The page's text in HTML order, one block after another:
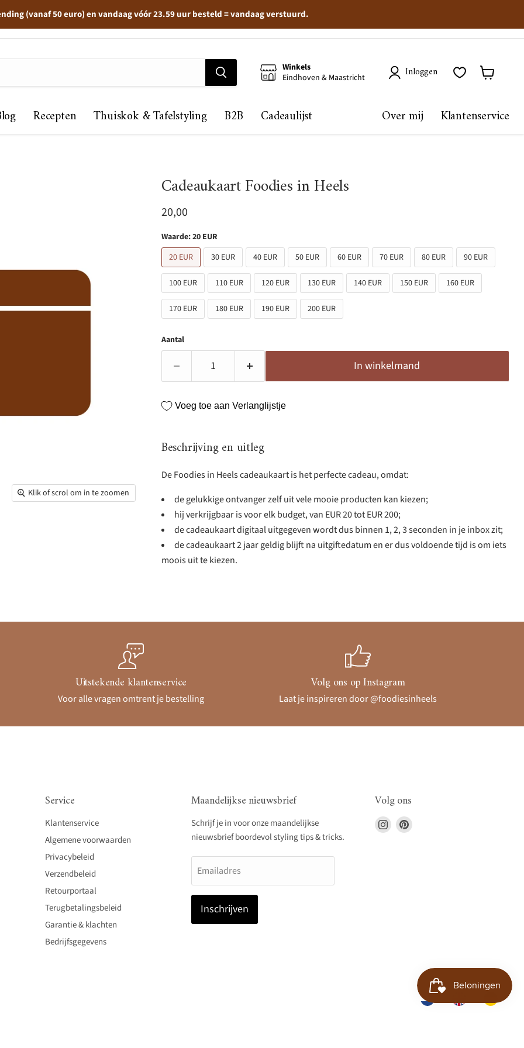
(vanaf 50 euro) en vandaag vóór 23.59 uur besteld = vandaag verstuurd.
Winkels
Eindhoven & Maastricht
Inloggen
Recepten Thuiskok & Tafelstyling B2B Cadeaulijst Over mij Klantenservice
Klik of scrol om in te zoomen
Cadeaukaart Foodies in Heels
Huidige prijs
20,00
Waarde:20 EUR
20 EUR
30 EUR 40 EUR 50 EUR 60 EUR 70 EUR 80 EUR 90 EUR
100 EUR 110 EUR 120 EUR 130 EUR 140 EUR 150 EUR 160 EUR
170 EUR 180 EUR 190 EUR 200 EUR
Aantal
In winkelmand
Voeg toe aan Verlanglijstje
Beschrijving en uitleg
De Foodies in Heels cadeaukaart is het perfecte cadeau, omdat:
de gelukkige ontvanger zelf uit vele mooie producten kan kiezen;
hij verkrijgbaar is voor elk budget, van EUR 20 tot EUR 200;
de cadeaukaart digitaal uitgegeven wordt dus binnen 1, 2, 3 seconden in je inbox zit;
de cadeaukaart 2 jaar geldig blijft na uitgiftedatum en er dus voldoende tijd is om iets
moois uit te kiezen.
Uitstekende klantenservice
Voor alle vragen omtrent je bestelling
Volg ons op Instagram
Laat je inspireren door @foodiesinheels
Service
Klantenservice
Algemene voorwaarden
Privacybeleid
Verzendbeleid
Retourportaal
Terugbetalingsbeleid
Garantie & klachten
Bedrijfsgegevens
Maandelijkse nieuwsbrief
Schrijf je in voor onze maandelijkse
nieuwsbrief boordevol styling tips & tricks.
Emailadres
Inschrijven
Volg ons
Vind
ons
Vind